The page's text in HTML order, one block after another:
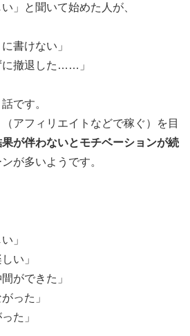
」と聞いて始めた人が、
書けない」
に撤退した……」
です。
（アフィリエイトなどで稼ぐ）を目
果が伴わないとモチベーションが続
が多いようです。
」
い」
ができた」
った」
た」